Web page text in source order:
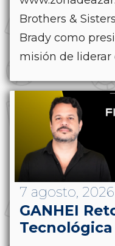
Brothers &
Brady como
misión de liderar
7 agosto, 2026
GANHEI